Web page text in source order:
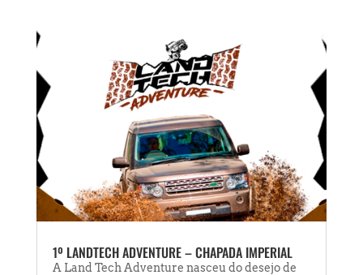
1º LANDTECH ADVENTURE – CHAPADA IMPERIAL
A Land Tech Adventure nasceu do desejo de